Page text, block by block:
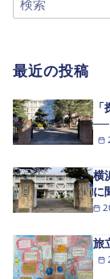
最近の投稿
横
に
旅